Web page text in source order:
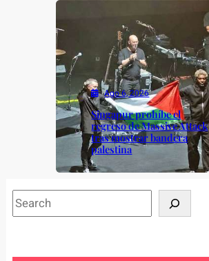
Ago 6, 2026
Singapur prohíbe el
regreso de Massive Attack
tras mostrar bandera
palestina
S
e